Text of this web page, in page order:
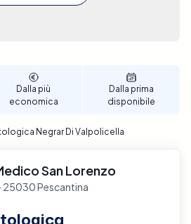
Dalla più
economica
Dalla prima
disponibile
Negrar Di Valpolicella
San Lorenzo
25030 Pescantina